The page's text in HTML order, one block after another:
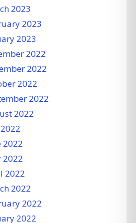
2023
2023
2023
2022
2022
2022
2022
2022
2022
2022
2022
2022
2022
2022